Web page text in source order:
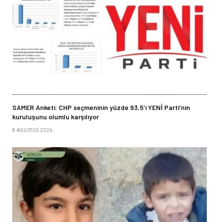
SAMER Anketi: CHP seçmeninin yüzde 93,5’i YENİ Parti’nin
kuruluşunu olumlu karşılıyor
8 AĞUSTOS 2026